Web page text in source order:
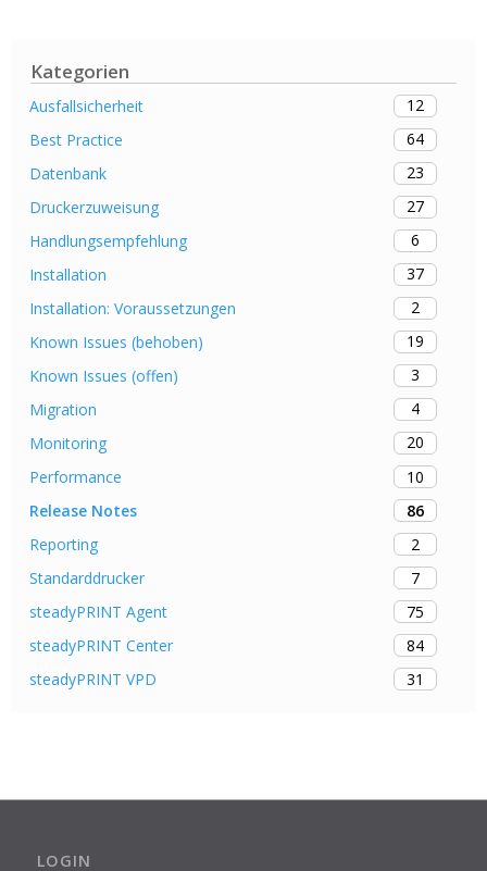
Kategorien
Ausfallsicherheit
12
Best Practice
64
Datenbank
23
Druckerzuweisung
27
Handlungsempfehlung
6
Installation
37
Installation: Voraussetzungen
2
Known Issues (behoben)
19
Known Issues (offen)
3
Migration
4
Monitoring
20
Performance
10
Release Notes
86
Reporting
2
Standarddrucker
7
steadyPRINT Agent
75
steadyPRINT Center
84
steadyPRINT VPD
31
LOGIN